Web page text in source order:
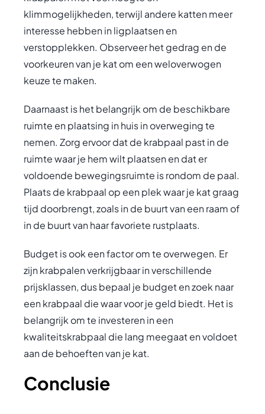
klimmogelijkheden, terwijl andere katten meer
interesse hebben in ligplaatsen en
verstopplekken. Observeer het gedrag en de
voorkeuren van je kat om een weloverwogen
keuze te maken.
Daarnaast is het belangrijk om de beschikbare
ruimte en plaatsing in huis in overweging te
nemen. Zorg ervoor dat de krabpaal past in de
ruimte waar je hem wilt plaatsen en dat er
voldoende bewegingsruimte is rondom de paal.
Plaats de krabpaal op een plek waar je kat graag
tijd doorbrengt, zoals in de buurt van een raam of
in de buurt van haar favoriete rustplaats.
Budget is ook een factor om te overwegen. Er
zijn krabpalen verkrijgbaar in verschillende
prijsklassen, dus bepaal je budget en zoek naar
een krabpaal die waar voor je geld biedt. Het is
belangrijk om te investeren in een
kwaliteitskrabpaal die lang meegaat en voldoet
aan de behoeften van je kat.
Conclusie